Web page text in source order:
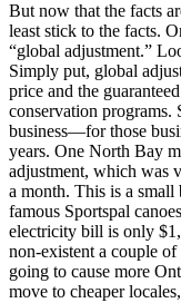
But now that the facts
least stick to the facts.
“global adjustment.”
Simply put, global
price and the
conservation programs.
business—for those
years. One North Bay
adjustment, which was
a month. This is a small
famous Sportspal
electricity bill is only
non-existent a couple
going to cause more
move to cheaper